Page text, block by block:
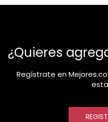
¿Quieres
Regístrate en